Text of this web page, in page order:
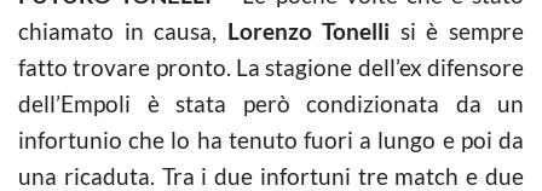
chiamato in causa, Lorenzo Tonelli si è sempre
fatto trovare pronto. La stagione dell’ex difensore
dell’Empoli è stata però condizionata da un
infortunio che lo ha tenuto fuori a lungo e poi da
una ricaduta. Tra i due infortuni tre match e due